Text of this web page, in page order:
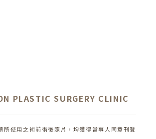
PLASTIC SURGERY CLINIC
所使用之術前術後照片，均獲得當事人同意刊登